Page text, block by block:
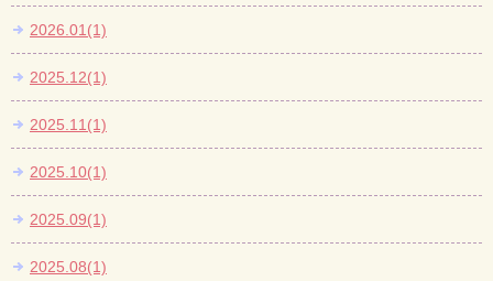
2026.01(1)
2025.12(1)
2025.11(1)
2025.10(1)
2025.09(1)
2025.08(1)